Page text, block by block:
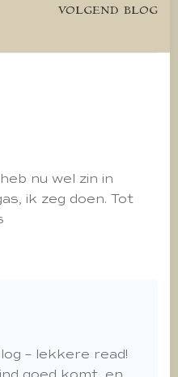
BerichtVOLGEND BLOG
nu wel zin in
ik zeg doen. Tot
– lekkere read!